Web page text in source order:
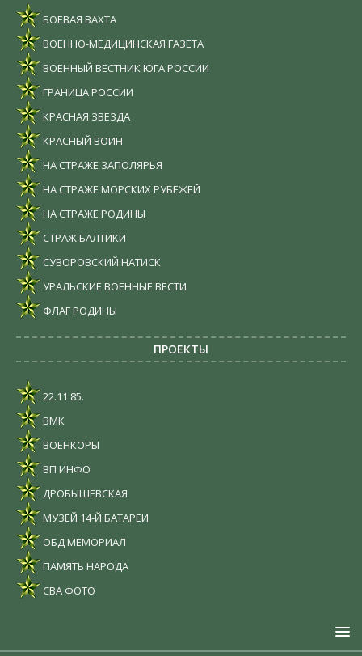
БОЕВАЯ ВАХТА
ВОЕННО-МЕДИЦИНСКАЯ ГАЗЕТА
ВОЕННЫЙ ВЕСТНИК ЮГА РОССИИ
ГРАНИЦА РОССИИ
КРАСНАЯ ЗВЕЗДА
КРАСНЫЙ ВОИН
НА СТРАЖЕ ЗАПОЛЯРЬЯ
НА СТРАЖЕ МОРСКИХ РУБЕЖЕЙ
НА СТРАЖЕ РОДИНЫ
СТРАЖ БАЛТИКИ
СУВОРОВСКИЙ НАТИСК
УРАЛЬСКИЕ ВОЕННЫЕ ВЕСТИ
ФЛАГ РОДИНЫ
ПРОЕКТЫ
22.11.85.
ВМК
ВОЕНКОРЫ
ВП ИНФО
ДРОБЫШЕВСКАЯ
МУЗЕЙ 14-Й БАТАРЕИ
ОБД МЕМОРИАЛ
ПАМЯТЬ НАРОДА
СВА ФОТО